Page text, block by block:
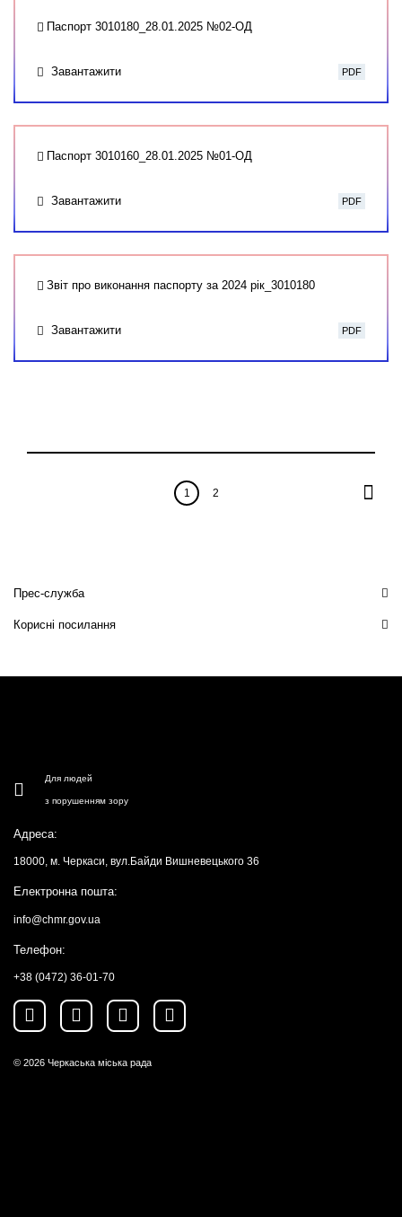
Паспорт 3010180_28.01.2025 №02-ОД
Завантажити PDF
Паспорт 3010160_28.01.2025 №01-ОД
Завантажити PDF
Звіт про виконання паспорту за 2024 рік_3010180
Завантажити PDF
1 2
Прес-служба
Корисні посилання
Для людей
з порушенням зору
Адреса:
18000, м. Черкаси, вул.Байди Вишневецького 36
Електронна пошта:
info@chmr.gov.ua
Телефон:
+38 (0472) 36-01-70
© 2026 Черкаська міська рада